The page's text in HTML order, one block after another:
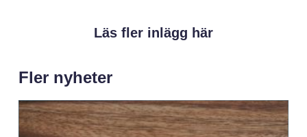
Läs fler inlägg här
Fler nyheter